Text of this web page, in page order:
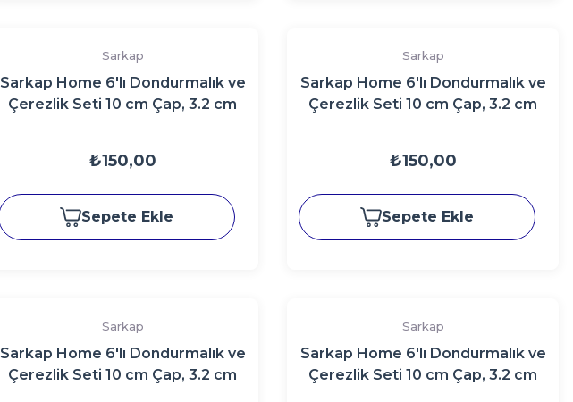
Sarkap
Sarkap Home 6'lı Dondurmalık ve
Çerezlik Seti 10 cm Çap, 3.2 cm
₺150,00
Sepete Ekle
Sarkap
Sarkap Home 6'lı Dondurmalık ve
Çerezlik Seti 10 cm Çap, 3.2 cm
₺150,00
Sepete Ekle
Sarkap
Sarkap Home 6'lı Dondurmalık ve
Çerezlik Seti 10 cm Çap, 3.2 cm
Sarkap
Sarkap Home 6'lı Dondurmalık ve
Çerezlik Seti 10 cm Çap, 3.2 cm